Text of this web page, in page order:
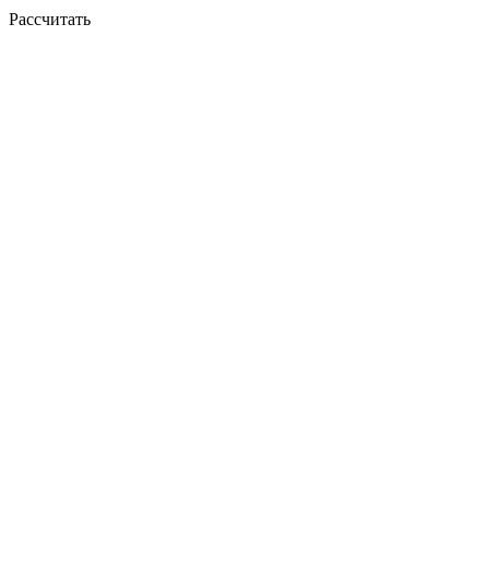
Рассчитать